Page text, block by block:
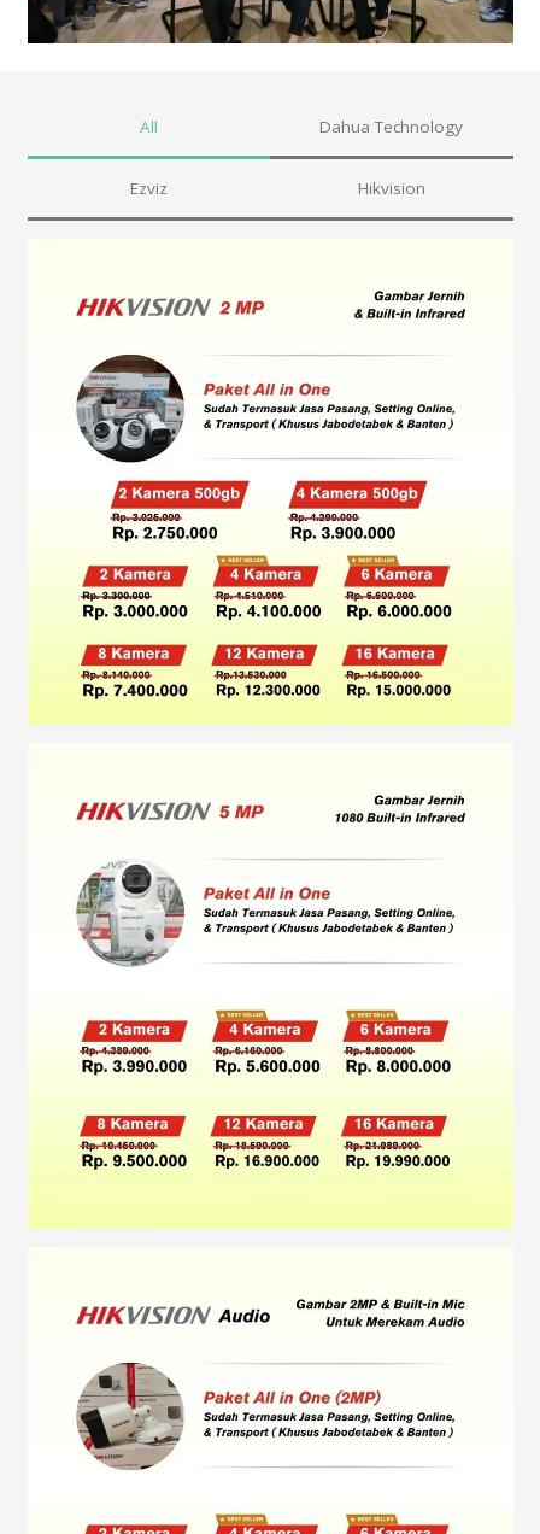
All Dahua Technology
Ezviz Hikvision